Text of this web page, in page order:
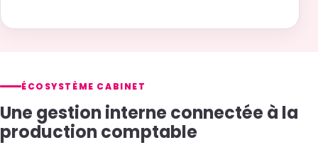
ÉCOSYSTÈME CABINET
Une gestion interne connectée à la
production comptable